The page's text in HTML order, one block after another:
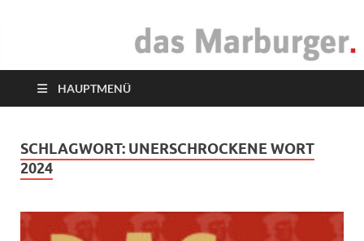
das Marburger.
HAUPTMENÜ
SCHLAGWORT: UNERSCHROCKENE WORT
2024